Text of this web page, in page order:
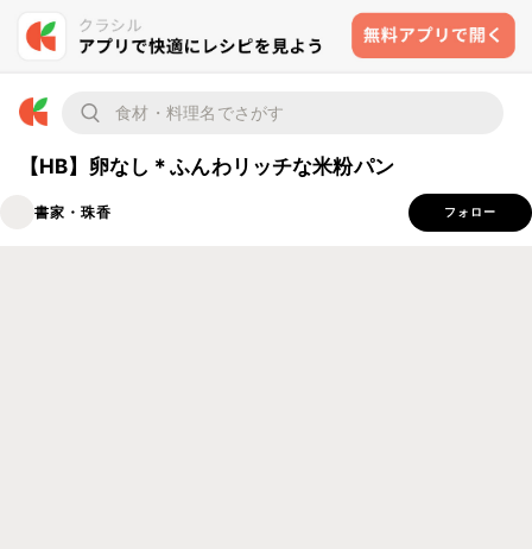
【HB】卵なし＊ふんわリッチな米粉パン
書家・珠香 フォロー